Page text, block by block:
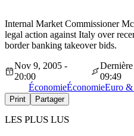
Internal Market Commissioner
legal action against Italy over
border banking takeover bids.
Nov 9, 2005 -
20:00
09:49
ÉconomieÉconomieEuro &
Print Partager
LES PLUS LUS